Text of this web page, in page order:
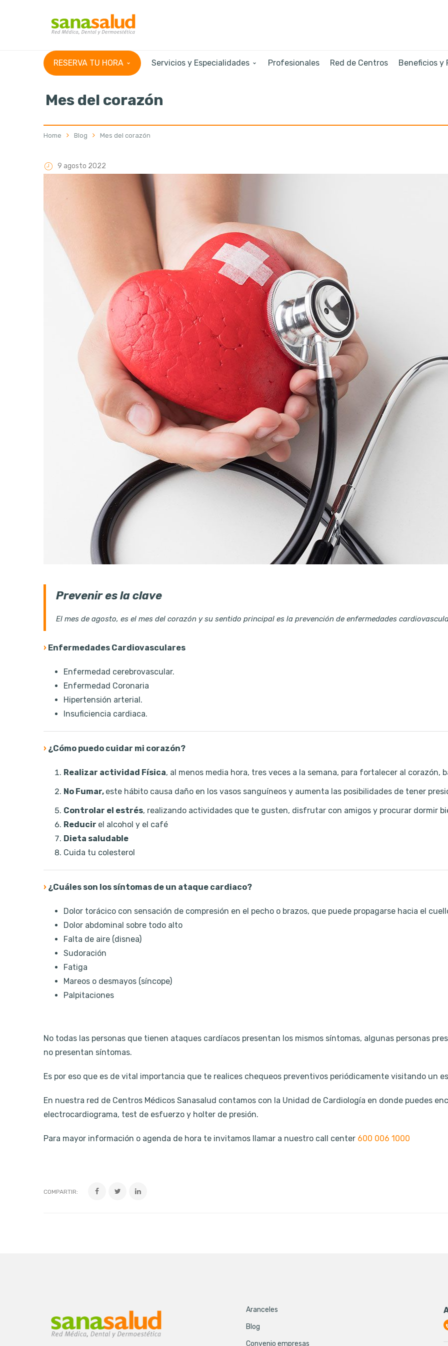
RESERVA TU HORA Servicios y Especialidades Profesionales Red de Centros Beneficios y
Mes del corazón
Home Blog Mes del corazón
9 agosto 2022
Prevenir es la clave
El mes de agosto, es el mes del corazón y su sentido principal es la prevención de enfermedades
› Enfermedades Cardiovasculares
Enfermedad cerebrovascular.
Enfermedad Coronaria
Hipertensión arterial.
Insuficiencia cardiaca.
› ¿Cómo puedo cuidar mi corazón?
Realizar actividad Física, al menos media hora, tres veces a la semana, para fortalecer al corazón,
No Fumar, este hábito causa daño en los vasos sanguíneos y aumenta las posibilidades de tener
Controlar el estrés, realizando actividades que te gusten, disfrutar con amigos y procurar dormir
Reducir el alcohol y el café
Dieta saludable
Cuida tu colesterol
› ¿Cuáles son los síntomas de un ataque cardiaco?
Dolor torácico con sensación de compresión en el pecho o brazos, que puede propagarse hacia el
Dolor abdominal sobre todo alto
Falta de aire (disnea)
Sudoración
Fatiga
Mareos o desmayos (síncope)
Palpitaciones
No todas las personas que tienen ataques cardíacos presentan los mismos síntomas, algunas personas
no presentan síntomas.
Es por eso que es de vital importancia que te realices chequeos preventivos periódicamente visitando un
En nuestra red de Centros Médicos Sanasalud contamos con la Unidad de Cardiología en donde puedes
electrocardiograma, test de esfuerzo y holter de presión.
Para mayor información o agenda de hora te invitamos llamar a nuestro call center 600 006 1000
COMPARTIR:
Aranceles
Blog
Convenio empresas